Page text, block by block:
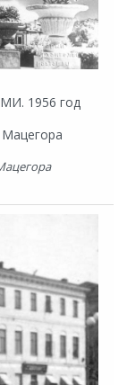
1956 год